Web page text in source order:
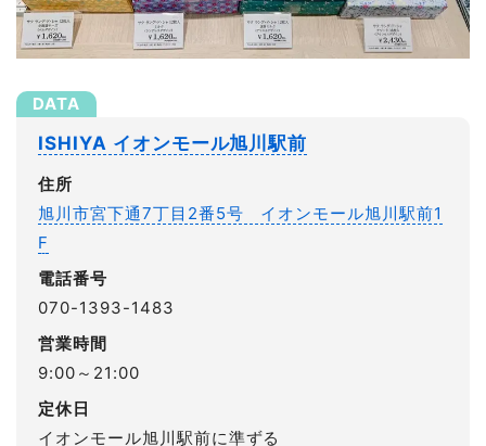
ISHIYA イオンモール旭川駅前
住所
旭川市宮下通7丁目2番5号 イオンモール旭川駅前1
F
電話番号
070-1393-1483
営業時間
9:00～21:00
定休日
イオンモール旭川駅前に準ずる